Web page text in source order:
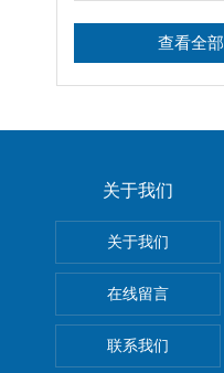
查看全部
关于我们
关于我们
在线留言
联系我们